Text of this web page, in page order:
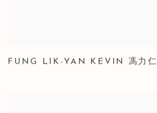
FUNG LIK-YAN KEVIN 馮力仁